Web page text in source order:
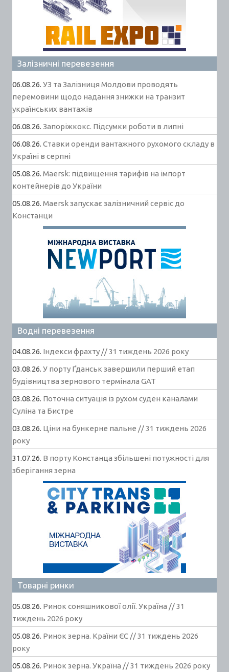
Залізничні перевезення
06.08.26. УЗ та Залізниця Молдови проводять
перемовини щодо надання знижки на транзит
українських вантажів
06.08.26. Запоріжкокс. Підсумки роботи в липні
06.08.26. Ставки оренди вантажного рухомого складу в
Україні в серпні
05.08.26. Maersk: підвищення тарифів на імпорт
контейнерів до України
05.08.26. Maersk запускає залізничний сервіс до
Констанци
Водні перевезення
04.08.26. Індекси фрахту // 31 тиждень 2026 року
03.08.26. У порту Ґданськ завершили перший етап
будівництва зернового термінала GAT
03.08.26. Поточна ситуація із рухом суден каналами
Суліна та Бистре
03.08.26. Ціни на бункерне пальне // 31 тиждень 2026
року
31.07.26. В порту Констанца збільшені потужності для
зберігання зерна
Товарні ринки
05.08.26. Ринок соняшникової олії. Україна // 31
тиждень 2026 року
05.08.26. Ринок зерна. Країни ЄС // 31 тиждень 2026
року
05.08.26. Ринок зерна. Україна // 31 тиждень 2026 року